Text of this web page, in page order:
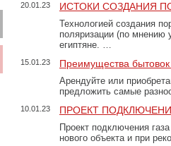
20.01.23 ИСТОКИ СОЗДАНИЯ
Технологией создания
поляризации (по
египтяне. …
15.01.23 Преимущества
Арендуйте или
предложить самые
10.01.23 ПРОЕКТ
Проект подключения
нового объекта и при